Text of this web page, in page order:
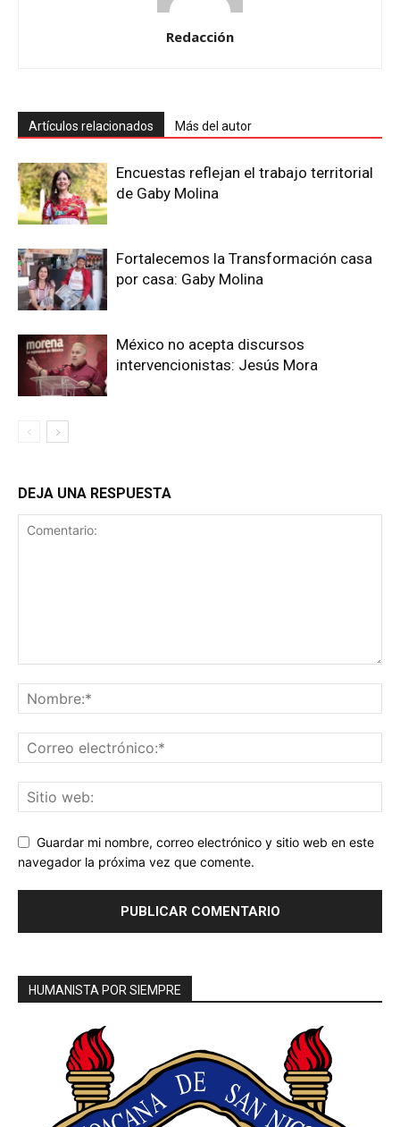
Redacción
Artículos relacionados Más del autor
Encuestas reflejan el trabajo territorial
de Gaby Molina
Fortalecemos la Transformación casa
por casa: Gaby Molina
México no acepta discursos
intervencionistas: Jesús Mora
DEJA UNA RESPUESTA
Guardar mi nombre, correo electrónico y sitio web en este
navegador la próxima vez que comente.
HUMANISTA POR SIEMPRE